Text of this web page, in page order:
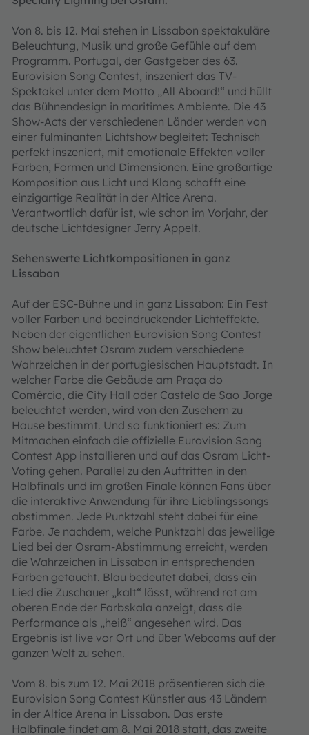
Von 8. bis 12. Mai stehen in Lissabon spektakuläre
Beleuchtung, Musik und große Gefühle auf dem
Programm. Portugal, der Gastgeber des 63.
Eurovision Song Contest, inszeniert das TV-
Spektakel unter dem Motto „All Aboard!“ und hüllt
das Bühnendesign in maritimes Ambiente. Die 43
Show-Acts der verschiedenen Länder werden von
einer fulminanten Lichtshow begleitet: Technisch
perfekt inszeniert, mit emotionale Effekten voller
Farben, Formen und Dimensionen. Eine großartige
Komposition aus Licht und Klang schafft eine
einzigartige Realität in der Altice Arena.
Verantwortlich dafür ist, wie schon im Vorjahr, der
deutsche Lichtdesigner Jerry Appelt.
Sehenswerte Lichtkompositionen in ganz
Lissabon
Auf der ESC-Bühne und in ganz Lissabon: Ein Fest
voller Farben und beeindruckender Lichteffekte.
Neben der eigentlichen Eurovision Song Contest
Show beleuchtet Osram zudem verschiedene
Wahrzeichen in der portugiesischen Hauptstadt. In
welcher Farbe die Gebäude am Praça do
Comércio, die City Hall oder Castelo de Sao Jorge
beleuchtet werden, wird von den Zusehern zu
Hause bestimmt. Und so funktioniert es: Zum
Mitmachen einfach die offizielle Eurovision Song
Contest App installieren und auf das Osram Licht-
Voting gehen. Parallel zu den Auftritten in den
Halbfinals und im großen Finale können Fans über
die interaktive Anwendung für ihre Lieblingssongs
abstimmen. Jede Punktzahl steht dabei für eine
Farbe. Je nachdem, welche Punktzahl das jeweilige
Lied bei der Osram-Abstimmung erreicht, werden
die Wahrzeichen in Lissabon in entsprechenden
Farben getaucht. Blau bedeutet dabei, dass ein
Lied die Zuschauer „kalt“ lässt, während rot am
oberen Ende der Farbskala anzeigt, dass die
Performance als „heiß“ angesehen wird. Das
Ergebnis ist live vor Ort und über Webcams auf der
ganzen Welt zu sehen.
Vom 8. bis zum 12. Mai 2018 präsentieren sich die
Eurovision Song Contest Künstler aus 43 Ländern
in der Altice Arena in Lissabon. Das erste
Halbfinale findet am 8. Mai 2018 statt, das zweite